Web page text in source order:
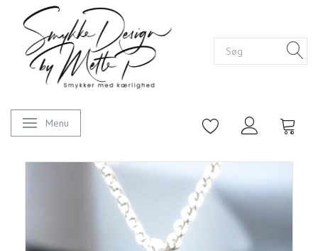
Skifte navigation
Menu